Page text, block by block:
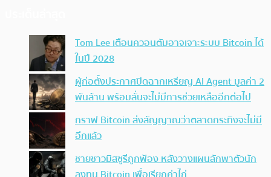
Tom Lee เตือนควอนตัมอาจเจาะระบบ Bitcoin ได้
ในปี 2028
ผู้ก่อตั้งประกาศปิดฉากเหรียญ AI Agent มูลค่า 2
พันล้าน พร้อมลั่นจะไม่มีการช่วยเหลืออีกต่อไป
กราฟ Bitcoin ส่งสัญญาณว่าตลาดกระทิงจะไม่มี
อีกแล้ว
ชายชาวมิสซูรีถูกฟ้อง หลังวางแผนลักพาตัวนัก